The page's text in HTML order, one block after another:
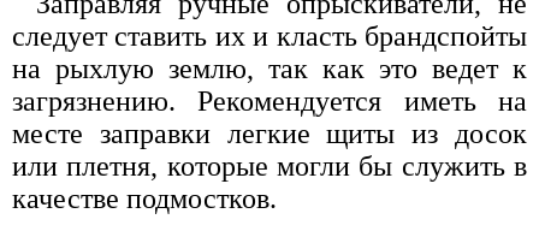
следует ставить их и класть брандспойты
на рыхлую землю, так как это ведет к
загрязнению. Рекомендуется иметь на
месте заправки легкие щиты из досок
или плетня, которые могли бы служить в
качестве подмостков.